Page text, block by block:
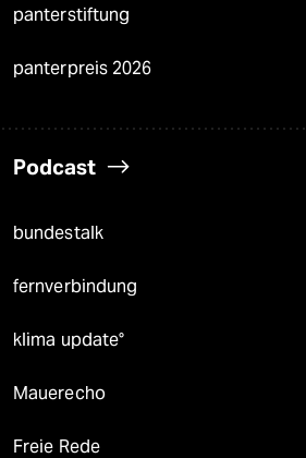
panterstiftung
panterpreis 2026
Podcast
bundestalk
fernverbindung
klima update°
Mauerecho
Freie Rede